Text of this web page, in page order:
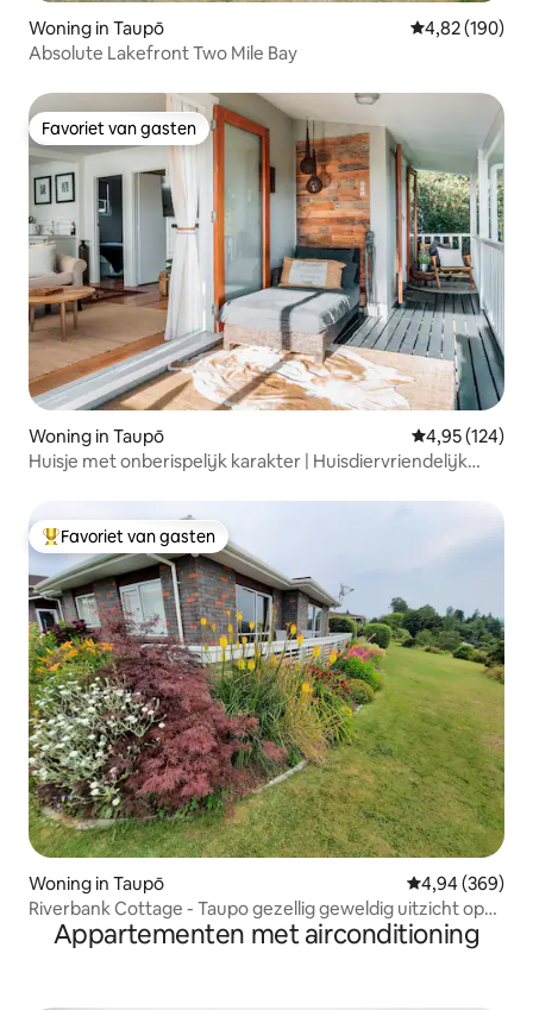
Woning in Taupō Gemiddelde
4,82 (190)
Absolute Lakefront Two Mile Bay
Favoriet van gasten
Favoriet van gasten
Woning in Taupō Gemiddelde
4,95 (124)
Huisje met onberispelijk karakter | Huisdiervriendelijk
Topfavoriet van gasten
Favoriet van gasten
Woning in Taupō Gemiddelde
4,94 (369)
Riverbank Cottage - Taupo gezellig geweldig uitzicht op
de rivier
Appartementen met airconditioning